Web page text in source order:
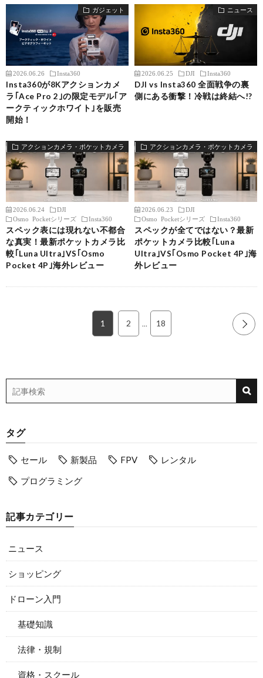
ガジェット
2026.06.26 Insta360
Insta360が8Kアクションカメ
ラ｢Ace Pro 2｣の限定モデル｢ア
ークティックホワイト｣を販売
開始！
ニュース
2026.06.25 DJI Insta360
DJI vs Insta360 全面戦争の裏
側にある衝撃！冷戦は終結へ!?
アクションカメラ・ポケットカメラ
2026.06.24
DJI
Osmo Pocketシリーズ
Insta360
スペック表には現れない不都合
な真実！最新ポケットカメラ比
較｢Luna Ultra｣VS｢Osmo
Pocket 4P｣海外レビュー
アクションカメラ・ポケットカメラ
2026.06.23
DJI
Osmo Pocketシリーズ
Insta360
スペックが全てではない？最新
ポケットカメラ比較｢Luna
Ultra｣VS｢Osmo Pocket 4P｣海
外レビュー
1 2 … 18 NEXT
タグ
セール 新製品 FPV
レンタル
プログラミング
記事カテゴリー
ニュース
ショッピング
ドローン入門
基礎知識
法律・規制
資格・スクール